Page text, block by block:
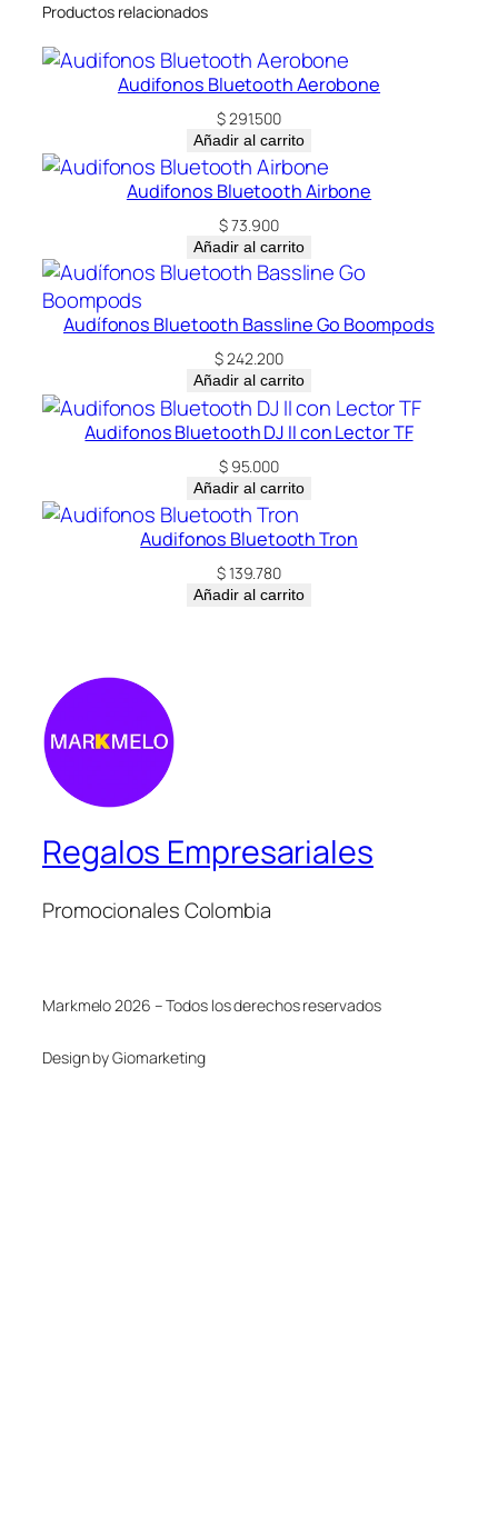
R
P
a
d
a
Productos relacionados
Audifonos Bluetooth Aerobone
$291.500
Añadir al carrito
Audifonos Bluetooth Airbone
$73.900
Añadir al carrito
Audífonos Bluetooth Bassline Go Boompods
$242.200
Añadir al carrito
Audifonos Bluetooth DJ II con Lector TF
$95.000
Añadir al carrito
Audifonos Bluetooth Tron
$139.780
Añadir al carrito
Regalos Empresariales
Promocionales Colombia
Markmelo 2026 – Todos los derechos reservados
Design by Giomarketing